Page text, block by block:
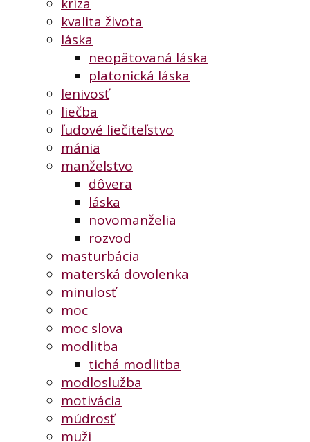
kvalita života
láska
neopätovaná láska
platonická láska
lenivosť
liečba
ľudové liečiteľstvo
mánia
manželstvo
dôvera
láska
novomanželia
rozvod
masturbácia
materská dovolenka
minulosť
moc
moc slova
modlitba
tichá modlitba
modloslužba
motivácia
múdrosť
muži